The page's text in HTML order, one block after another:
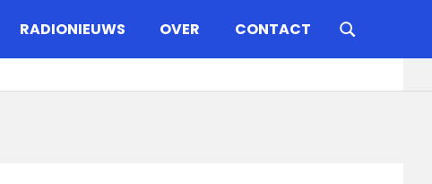
RADIONIEUWS OVER CONTACT